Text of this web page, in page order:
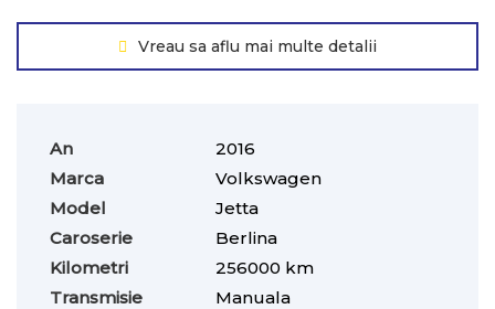
Vreau sa aflu mai multe detalii
An
2016
Marca
Volkswagen
Model
Jetta
Caroserie
Berlina
Kilometri
256000 km
Transmisie
Manuala